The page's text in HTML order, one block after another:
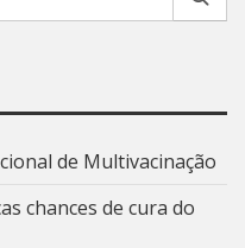
de Multivacinação
chances de cura do